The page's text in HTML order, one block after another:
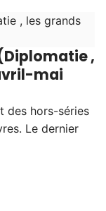
,
mai
des hors-séries
Le dernier